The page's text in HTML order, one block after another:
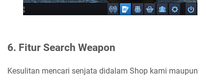
6. Fitur Search Weapon
Kesulitan mencari senjata didalam Shop kami maupun